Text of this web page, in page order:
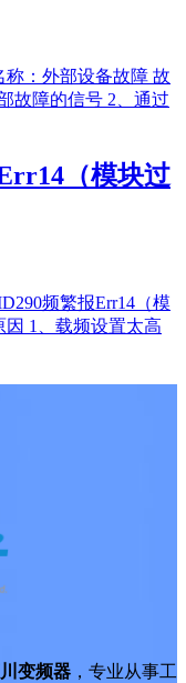
称：外部设备故障 故
故障的信号 2、通过
（模块过
频繁报Err14（模
1、载频设置太高
变频器 ，专业从事工